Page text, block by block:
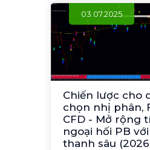
03.07.2025
Chiến lược cho
chọn nhị phân,
CFD - Mở rộng
ngoại hối PB
thanh sâu